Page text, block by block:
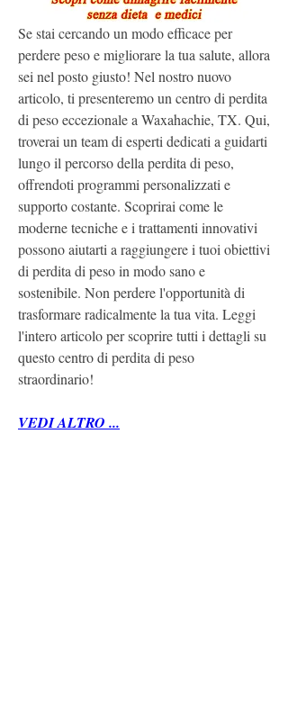
Se stai cercando un modo efficace per
perdere peso e migliorare la tua salute, allora
sei nel posto giusto! Nel nostro nuovo
articolo, ti presenteremo un centro di perdita
di peso eccezionale a Waxahachie, TX. Qui,
troverai un team di esperti dedicati a guidarti
lungo il percorso della perdita di peso,
offrendoti programmi personalizzati e
supporto costante. Scoprirai come le
moderne tecniche e i trattamenti innovativi
possono aiutarti a raggiungere i tuoi obiettivi
di perdita di peso in modo sano e
sostenibile. Non perdere l'opportunità di
trasformare radicalmente la tua vita. Leggi
l'intero articolo per scoprire tutti i dettagli su
questo centro di perdita di peso
straordinario!
VEDI ALTRO ...